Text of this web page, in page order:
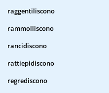
raggentiliscono
rammolliscono
rancidiscono
rattiepidiscono
regrediscono